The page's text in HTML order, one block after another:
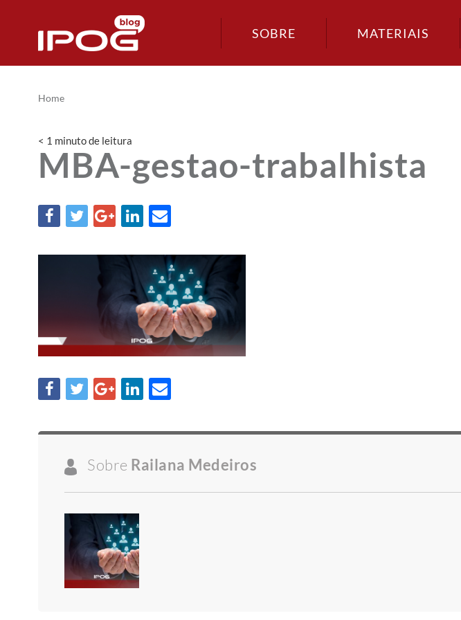
SOBRE MATERIAIS
Home
< 1 minutode leitura
MBA-gestao-trabalhista
Sobre Railana Medeiros